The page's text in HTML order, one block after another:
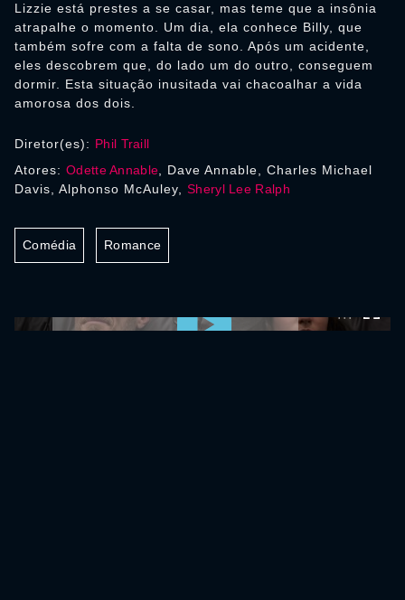
Lizzie está prestes a se casar, mas teme que a insônia
atrapalhe o momento. Um dia, ela conhece Billy, que
também sofre com a falta de sono. Após um acidente,
eles descobrem que, do lado um do outro, conseguem
dormir. Esta situação inusitada vai chacoalhar a vida
amorosa dos dois.
Diretor(es): Phil Traill
Atores: Odette Annable , Dave Annable, Charles Michael
Davis, Alphonso McAuley, Sheryl Lee Ralph
Comédia Romance